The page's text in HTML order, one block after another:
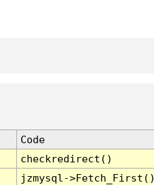
Code
checkredirect()
jzmysql-